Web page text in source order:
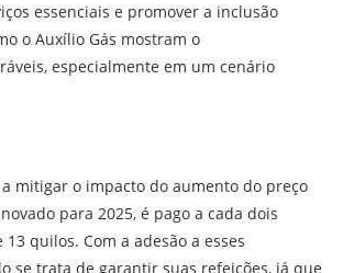
essenciais e promover a inclusão
o Auxílio Gás mostram o
especialmente em um cenário
mitigar o impacto do aumento do preço
para 2025, é pago a cada dois
quilos. Com a adesão a esses
se trata de garantir suas refeições, já que